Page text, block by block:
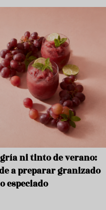
s
F
r
ni tinto de verano:
a preparar granizado
especiado